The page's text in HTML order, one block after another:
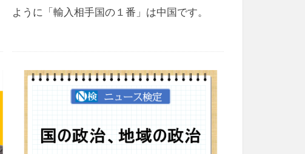
ように「輸入相手国の１番」は中国です。